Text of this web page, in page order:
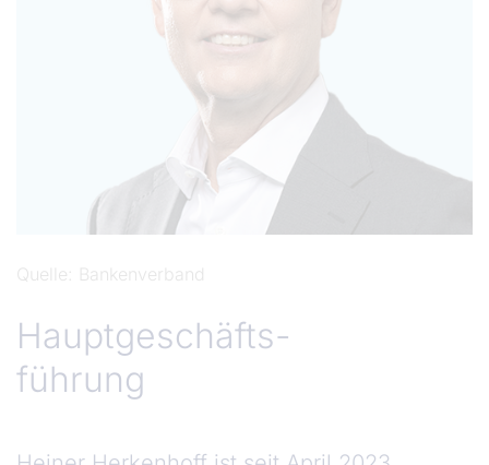
Quelle Bankenverband
Hauptgeschäfts-
führung